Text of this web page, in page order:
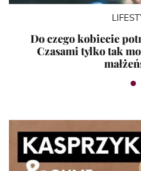
Do czego kobiecie
Czasami tylko tak